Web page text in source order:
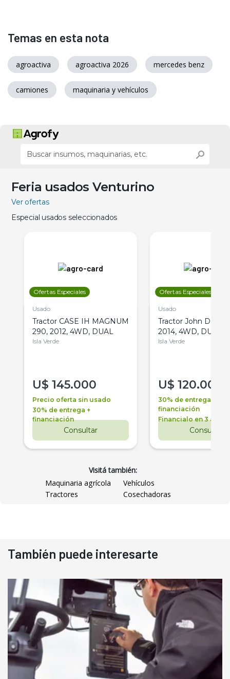
Temas en esta nota
agroactiva agroactiva 2026 mercedes benz
camiones maquinaria y vehículos
Feria usados Venturino
Ver ofertas
Especial usados seleccionados
Ofertas Especiales
Usado
Tractor CASE IH MAGNUM
290, 2012, 4WD, DUAL
Isla Verde
U$ 145.000
Precio oferta sin usado
30% de entrega +
financiación
Consultar
Ofertas Especiales
Usado
Tractor John Deere
2014, 4WD, DUAL
Isla Verde
U$ 120.000
30% de entrega +
financiación
Financialo en 3 años
Consultar
Visitá también:
Maquinaria agrícola
Vehículos
Tractores
Cosechadoras
También puede interesarte